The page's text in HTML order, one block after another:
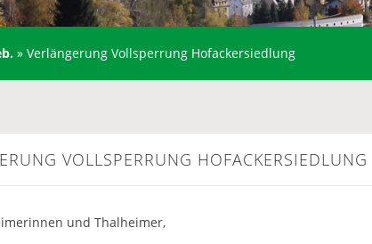
» Verlängerung Vollsperrung Hofackersiedlung
VOLLSPERRUNG HOFACKERSIEDLUNG
und Thalheimer,